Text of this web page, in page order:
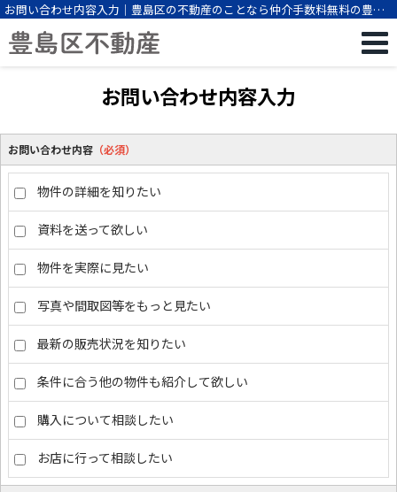
お問い合わせ内容入力｜豊島区の不動産のことなら仲介手数料無料の豊島
区不動産
お問い合わせ内容入力
お問い合わせ内容 （必須）
物件の詳細を知りたい
資料を送って欲しい
物件を実際に見たい
写真や間取図等をもっと見たい
最新の販売状況を知りたい
条件に合う他の物件も紹介して欲しい
購入について相談したい
お店に行って相談したい